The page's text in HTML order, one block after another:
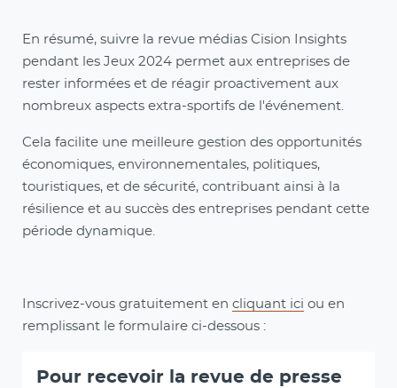
En résumé, suivre la revue médias Cision Insights
pendant les Jeux 2024 permet aux entreprises de
rester informées et de réagir proactivement aux
nombreux aspects extra-sportifs de l'événement.
Cela facilite une meilleure gestion des opportunités
économiques, environnementales, politiques,
touristiques, et de sécurité, contribuant ainsi à la
résilience et au succès des entreprises pendant cette
période dynamique.
Inscrivez-vous gratuitement en cliquant ici ou en
remplissant le formulaire ci-dessous :
Pour recevoir la revue de presse